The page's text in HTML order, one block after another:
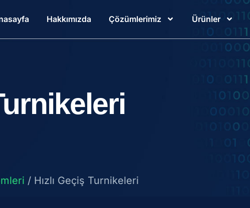
Hakkımızda Çözümlerimiz Ürünler
/ Hızlı Geçiş Turnikeleri